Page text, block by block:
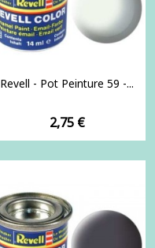
Revell - Pot Peinture 59 -...
Prix
2,75 €